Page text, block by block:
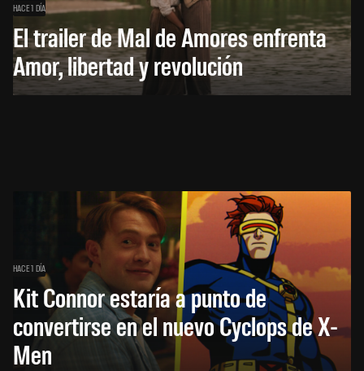
HACE 1 DÍA
El trailer de Mal de Amores enfrenta
Amor, libertad y revolución
HACE 1 DÍA
Kit Connor estaría a punto de
convertirse en el nuevo Cyclops de X-
Men